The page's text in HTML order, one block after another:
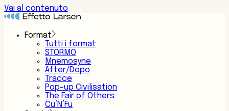
Vai al contenuto
Format
Tutti i format
STORMO
Mnemosyne
After/Dopo
Tracce
Pop-up Civilisation
The Fair of Others
Cu’N’Fu